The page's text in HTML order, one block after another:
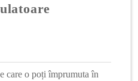
care o poți împrumuta în